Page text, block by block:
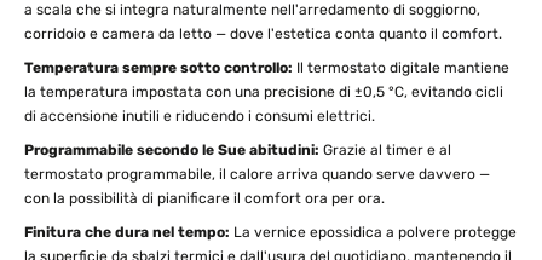
a scala che si integra naturalmente nell'arredamento di soggiorno,
corridoio e camera da letto — dove l'estetica conta quanto il comfort.
Temperatura sempre sotto controllo: Il termostato digitale mantiene
la temperatura impostata con una precisione di ±0,5 °C, evitando cicli
di accensione inutili e riducendo i consumi elettrici.
Programmabile secondo le Sue abitudini: Grazie al timer e al
termostato programmabile, il calore arriva quando serve davvero —
con la possibilità di pianificare il comfort ora per ora.
Finitura che dura nel tempo: La vernice epossidica a polvere protegge
la superficie da sbalzi termici e dall'usura del quotidiano, mantenendo il